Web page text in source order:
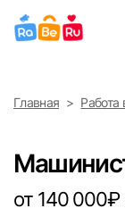
Выберите
Санкт-Петербург
Главная Работа
от 140 000₽